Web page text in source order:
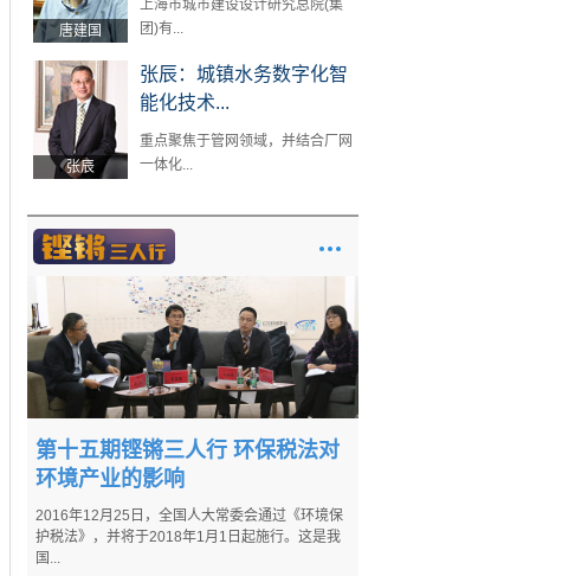
唐建国
上海市城市建设设计研究总院(集
团)有...
张辰
张辰：城镇水务数字化智
能化技术...
重点聚焦于管网领域，并结合厂网
一体化...
第十五期铿锵三人行 环保税法对
环境产业的影响
2016年12月25日，全国人大常委会通过《环境保
护税法》，并将于2018年1月1日起施行。这是我
国...